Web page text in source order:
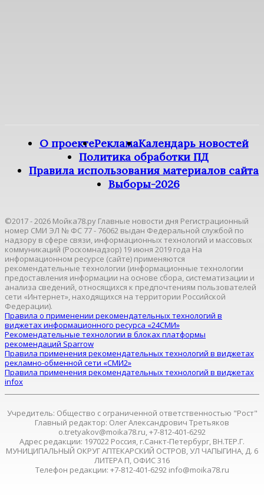
О проектеРекламаКалендарь новостей
Политика обработки ПД
Правила использования материалов сайта
Выборы-2026
©2017 - 2026 Мойка78.ру Главные новости дня Регистрационный
номер СМИ ЭЛ № ФС 77 - 76062 выдан Федеральной службой по
надзору в сфере связи, информационных технологий и массовых
коммуникаций (Роскомнадзор) 19 июня 2019 года На
информационном ресурсе (сайте) применяются
рекомендательные технологии (информационные технологии
предоставления информации на основе сбора, систематизации и
анализа сведений, относящихся к предпочтениям пользователей
сети «Интернет», находящихся на территории Российской
Федерации).
Правила о применении рекомендательных технологий в
виджетах информационного ресурса «24СМИ»
Рекомендательные технологии в блоках платформы
рекомендаций Sparrow
Правила применения рекомендательных технологий в виджетах
рекламно-обменной сети «СМИ2»
Правила применения рекомендательных технологий в виджетах
infox
Учредитель: Общество с ограниченной ответственностью "Рост"
Главный редактор: Олег Александрович Третьяков
o.tretyakov@moika78.ru, +7-812-401-6292
Адрес редакции: 197022 Россия, г.Санкт-Петербург, ВН.ТЕР.Г.
МУНИЦИПАЛЬНЫЙ ОКРУГ АПТЕКАРСКИЙ ОСТРОВ, УЛ ЧАПЫГИНА, Д. 6
ЛИТЕРА П, ОФИС 316
Телефон редакции: +7-812-401-6292 info@moika78.ru